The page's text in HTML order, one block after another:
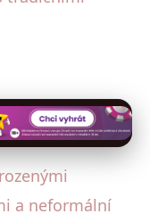
a neformální